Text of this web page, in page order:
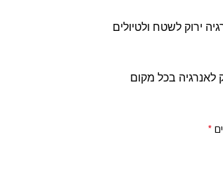
ירוק לשטח ולטיולים
לאנרגיה בכל מקום
*